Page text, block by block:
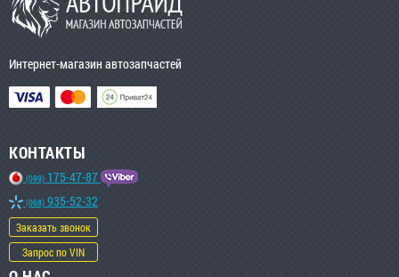
Интернет-магазин автозапчастей
КОНТАКТЫ
(099) 175-47-87
(068) 935-52-32
Заказать звонок
Запрос по VIN